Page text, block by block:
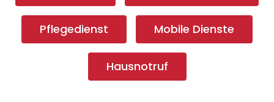
Pflegedienst Mobile Dienste
Hausnotruf